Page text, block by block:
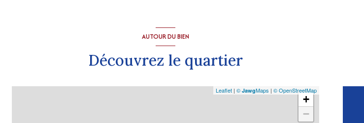
AUTOUR DU BIEN
Découvrez le quartier
+
−
Leaflet | © JawgMaps | © OpenStreetMap